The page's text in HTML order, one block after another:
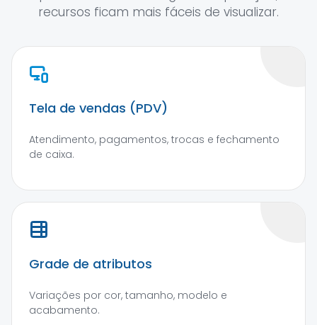
recursos ficam mais fáceis de visualizar.
Tela de vendas (PDV)
Atendimento, pagamentos, trocas e fechamento
de caixa.
Grade de atributos
Variações por cor, tamanho, modelo e
acabamento.